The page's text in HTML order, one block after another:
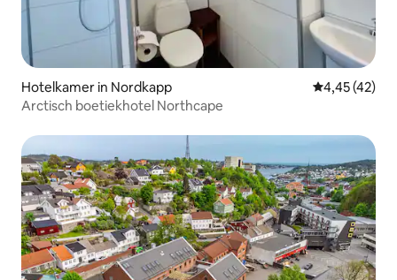
Hotelkamer in Nordkapp Gemiddelde
4,45 (42)
Arctisch boetiekhotel Northcape